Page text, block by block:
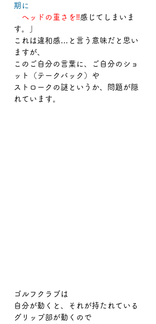
期に
ヘッドの重さを‼感じてしまいま
す。」
これは違和感…と言う意味だと思い
ますが、
このご自分の言葉に、ご自分のショ
ット（テークバック）や
ストロークの謎というか、問題が隠
れています。
ゴルフクラブは
自分が動くと、それが持たれている
グリップ部が動くので